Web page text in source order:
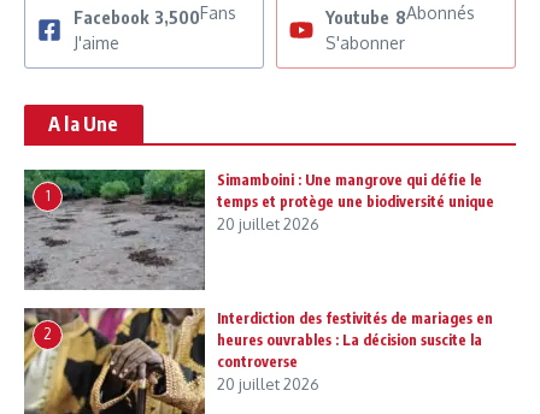
Facebook 3,500Fans
J'aime
Youtube 8Abonnés
S'abonner
A la Une
1
Simamboini : Une mangrove qui défie le
temps et protège une biodiversité unique
20 juillet 2026
2
Interdiction des festivités de mariages en
heures ouvrables : La décision suscite la
controverse
20 juillet 2026